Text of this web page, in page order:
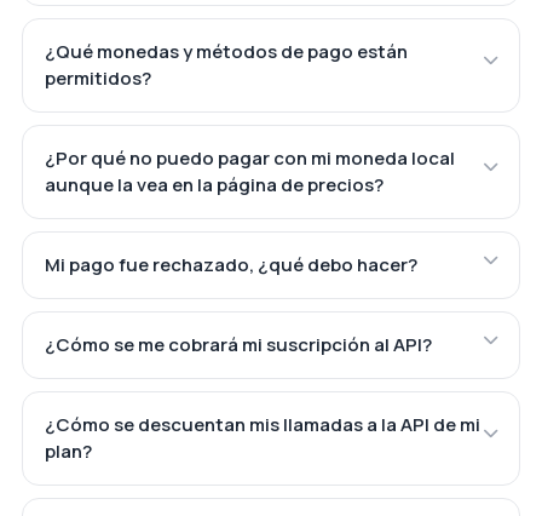
¿Qué monedas y métodos de pago están
permitidos?
¿Por qué no puedo pagar con mi moneda local
aunque la vea en la página de precios?
Mi pago fue rechazado, ¿qué debo hacer?
¿Cómo se me cobrará mi suscripción al API?
¿Cómo se descuentan mis llamadas a la API de mi
plan?